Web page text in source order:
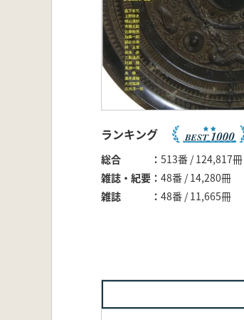
ランキング
総合
513番 / 124,817冊
雑誌・紀要
48番 / 14,280冊
雑誌
48番 / 11,665冊